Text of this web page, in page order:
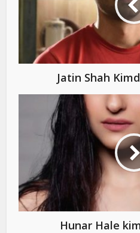
Jatin Shah
Hunar Hale